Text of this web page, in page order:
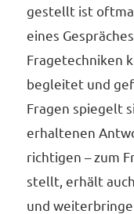
gestellt ist
eines
Fragetechniken
begleitet und
Fragen spiegelt
erhaltenen
richtigen – zum
stellt, erhält
und